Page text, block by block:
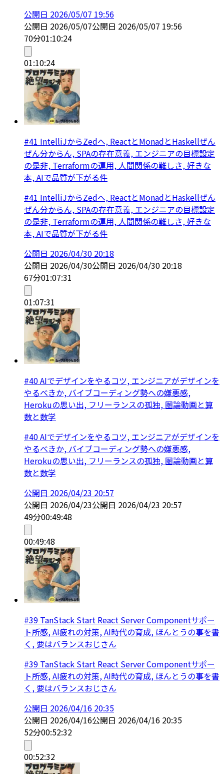
公開日 2026/05/07 19:56
公開日 2026/05/07公開日 2026/05/07 19:56
70分01:10:24
01:10:24
#41 IntelliJからZedへ, ReactとMonadとHaskellぜん
ぜん分からん, SPAの存在意義, エンジニアの目標設定
の是非, Terraformの運用, 人間関係の難しさ, 好きな
本, AIで品質が下がる件
#41 IntelliJからZedへ, ReactとMonadとHaskellぜん
ぜん分からん, SPAの存在意義, エンジニアの目標設定
の是非, Terraformの運用, 人間関係の難しさ, 好きな
本, AIで品質が下がる件
公開日 2026/04/30 20:18
公開日 2026/04/30公開日 2026/04/30 20:18
67分01:07:31
01:07:31
#40 AIでデザインをやるコツ, エンジニアがデザインを
やるべきか, バイブコーディング勢への嫌悪感,
Herokuの思い出, フリーランスの孤独, 圏論動画と算
数と数学
#40 AIでデザインをやるコツ, エンジニアがデザインを
やるべきか, バイブコーディング勢への嫌悪感,
Herokuの思い出, フリーランスの孤独, 圏論動画と算
数と数学
公開日 2026/04/23 20:57
公開日 2026/04/23公開日 2026/04/23 20:57
49分00:49:48
00:49:48
#39 TanStack Start React Server Componentサポー
ト所感, AI疲れの対策, AI時代の育成, ほんとうの事を書
く, 要はバランスおじさん
#39 TanStack Start React Server Componentサポー
ト所感, AI疲れの対策, AI時代の育成, ほんとうの事を書
く, 要はバランスおじさん
公開日 2026/04/16 20:35
公開日 2026/04/16公開日 2026/04/16 20:35
52分00:52:32
00:52:32